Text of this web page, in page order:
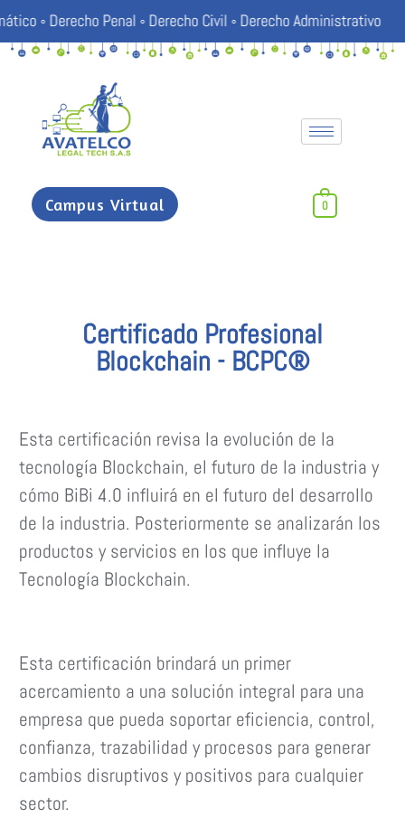
Penal ◦ Derecho Civil ◦ Derecho Administrativo ◦ Derecho
Campus Virtual 0
Certificado Profesional
Blockchain - BCPC®
Esta certificación revisa la evolución de la
tecnología Blockchain, el futuro de la industria y
cómo BiBi 4.0 influirá en el futuro del desarrollo
de la industria. Posteriormente se analizarán los
productos y servicios en los que influye la
Tecnología Blockchain.
Esta certificación brindará un primer
acercamiento a una solución integral para una
empresa que pueda soportar eficiencia, control,
confianza, trazabilidad y procesos para generar
cambios disruptivos y positivos para cualquier
sector.